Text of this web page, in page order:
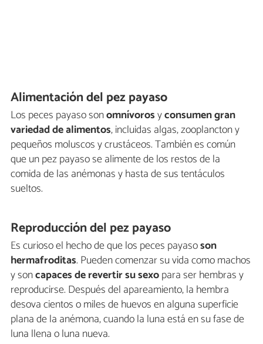
Alimentación del pez payaso
Los peces payaso sonomnívorosyconsumen gran
variedad de alimentos, incluidas algas, zooplancton y
pequeños moluscos y crustáceos. También es común
que un pez payaso se alimente de los restos de la
comida de las anémonas y hasta de sus tentáculos
sueltos.
Reproducción del pez payaso
Es curioso el hecho de que los peces payasoson
hermafroditas. Pueden comenzar su vida como machos
y soncapaces de revertir su sexopara ser hembras y
reproducirse. Después del apareamiento, la hembra
desova cientos o miles de huevos en alguna superficie
plana de la anémona, cuando la luna está en su fase de
luna llena o luna nueva.